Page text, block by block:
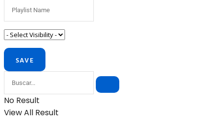
No Result
View All Result